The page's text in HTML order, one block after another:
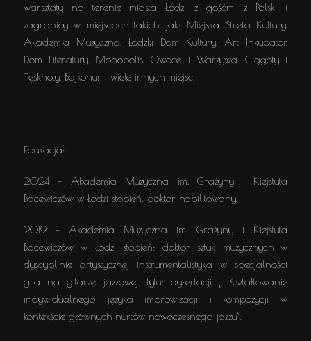
warsztaty na terenie miasta Łodzi z gośćmi z Polski i
zagranicy w miejscach takich jak: Miejska Strefa Kultury,
Akademia Muzyczna, Łódzki Dom Kultury, Art Inkubator,
Dom Literatury, Monopolis, Owoce i Warzywa, Ciągoty i
Tęsknoty, Bajkonur i wiele innych miejsc.
Edukacja:
2024 – Akademia Muzyczna im. Grażyny i Kiejstuta
Bacewiczów w Łodzi stopień: doktor habilitowany.
2019 – Akademia Muzyczna im. Grażyny i Kiejstuta
Bacewiczów w Łodzi stopień: doktor sztuk muzycznych w
dyscyplinie artystycznej instrumentalistyka w specjalności
gra na gitarze jazzowej, tytuł dysertacji „ Kształtowanie
indywidualnego języka improwizacji i kompozycji w
kontekście głównych nurtów nowoczesnego jazzu”.